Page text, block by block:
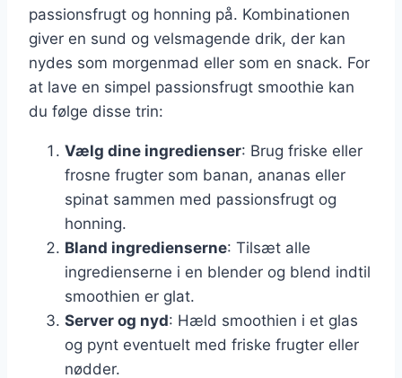
passionsfrugt og honning på. Kombinationen
giver en sund og velsmagende drik, der kan
nydes som morgenmad eller som en snack. For
at lave en simpel passionsfrugt smoothie kan
du følge disse trin:
Vælg dine ingredienser: Brug friske eller
frosne frugter som banan, ananas eller
spinat sammen med passionsfrugt og
honning.
Bland ingredienserne: Tilsæt alle
ingredienserne i en blender og blend indtil
smoothien er glat.
Server og nyd: Hæld smoothien i et glas
og pynt eventuelt med friske frugter eller
nødder.